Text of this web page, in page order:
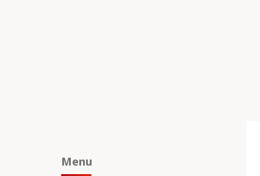
Menu